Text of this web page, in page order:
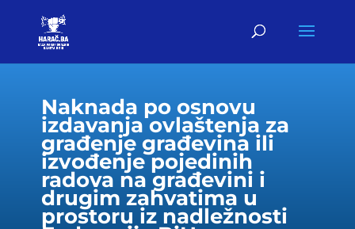
Naknada po osnovu
izdavanja ovlaštenja za
građenje građevina ili
izvođenje pojedinih
radova na građevini i
drugim zahvatima u
prostoru iz nadležnosti